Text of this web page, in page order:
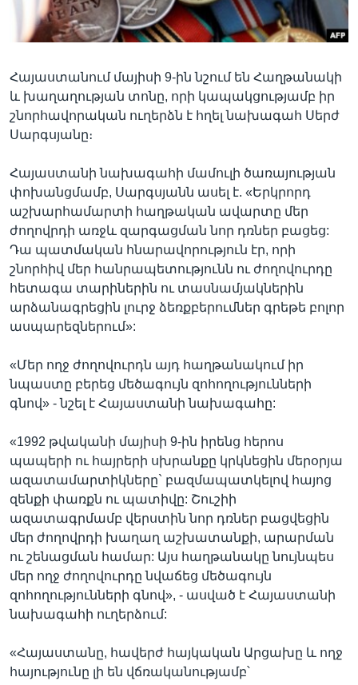
Հայաստանում մայիսի 9-ին նշում են Հաղթանակի
և խաղաղության տոնը, որի կապակցությամբ իր
շնորհավորական ուղերձն է հղել նախագահ Սերժ
Սարգսյանը։
Հայաստանի նախագահի մամուլի ծառայության
փոխանցմամբ, Սարգսյանն ասել է. «Երկրորդ
աշխարհամարտի հաղթական ավարտը մեր
ժողովրդի առջև զարգացման նոր դռներ բացեց:
Դա պատմական հնարավորություն էր, որի
շնորհիվ մեր հանրապետությունն ու ժողովուրդը
հետագա տարիներին ու տասնամյակներին
արձանագրեցին լուրջ ձեռքբերումներ գրեթե բոլոր
ասպարեզներում»:
«Մեր ողջ ժողովուրդն այդ հաղթանակում իր
նպաստը բերեց մեծագույն զոհողությունների
գնով» - նշել է Հայաստանի նախագահը:
«1992 թվականի մայիսի 9-ին իրենց հերոս
պապերի ու հայրերի սխրանքը կրկնեցին մերօրյա
ազատամարտիկները` բազմապատկելով հայոց
զենքի փառքն ու պատիվը: Շուշիի
ազատագրմամբ վերստին նոր դռներ բացվեցին
մեր ժողովրդի խաղաղ աշխատանքի, արարման
ու շենացման համար: Այս հաղթանակը նույնպես
մեր ողջ ժողովուրդը նվաճեց մեծագույն
զոհողությունների գնով», - ասված է Հայաստանի
նախագահի ուղերձում:
«Հայաստանը, հավերժ հայկական Արցախը և ողջ
հայությունը լի են վճռականությամբ՝